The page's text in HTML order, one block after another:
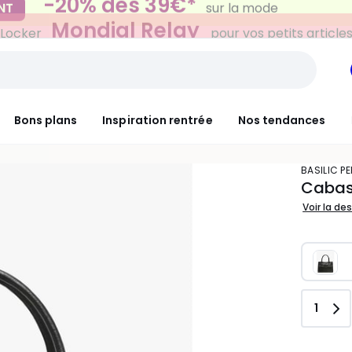
Mondial Relay pour vos petits articles
Bons plans Inspiration rentrée Nos tendances
BASILIC
Voir la
1